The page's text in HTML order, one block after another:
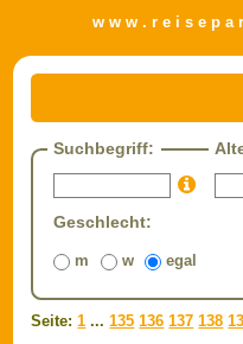
w w w . r e i s e p a r t
Geschlecht:
Seite:
I